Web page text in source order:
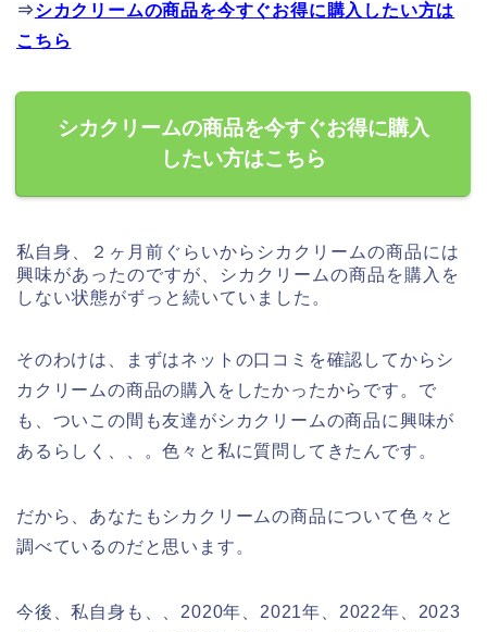
⇒シカクリームの商品を今すぐお得に購入したい方は
こちら
シカクリームの商品を今すぐお得に購入
したい方はこちら
私自身、２ヶ月前ぐらいからシカクリームの商品には
興味があったのですが、シカクリームの商品を購入を
しない状態がずっと続いていました。
そのわけは、まずはネットの口コミを確認してからシ
カクリームの商品の購入をしたかったからです。で
も、ついこの間も友達がシカクリームの商品に興味が
あるらしく、、。色々と私に質問してきたんです。
だから、あなたもシカクリームの商品について色々と
調べているのだと思います。
今後、私自身も、、2020年、2021年、2022年、2023